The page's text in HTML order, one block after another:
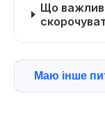
Що
Маю інше